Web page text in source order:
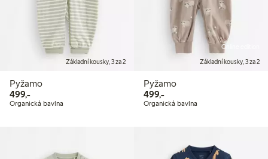
Základní kousky, 3 za 2
Pyžamo
499,-499,00 Kč
Organická bavlna
Online edition
Základní kousky, 3 za 2
Pyžamo
499,-499,00 Kč
Organická bavlna